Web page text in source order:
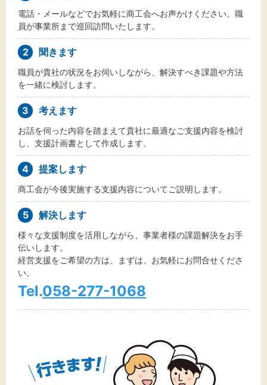
電話・メールなどでお気軽に商工会へお声かけください。職
員が事業所まで巡回訪問いたします。
2 聞きます
職員が貴社の状況をお伺いしながら、解決すべき課題や方法
を一緒に検討します。
3 考えます
お話を伺った内容を踏まえて貴社に最適なご支援内容を検討
し、支援計画書として作成します。
4 提案します
商工会が今後実施する支援内容についてご説明します。
5 解決します
様々な支援制度を活用しながら、事業者様の課題解決をお手
伝いします。
経営支援をご希望の方は、まずは、お気軽にお問合せくださ
い。
Tel.058-277-1068